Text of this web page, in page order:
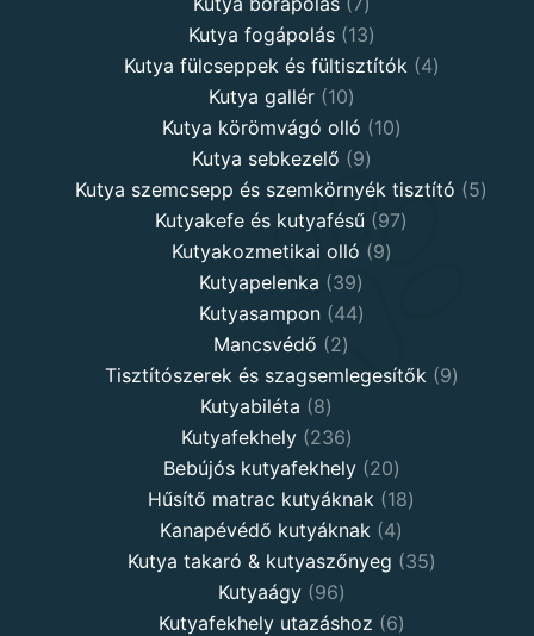
products
Kutya fogápolás 1313
products
Kutya fülcseppek és fültisztítók 44
Kutya gallér 1010
products
Kutya körömvágó olló 1010
Kutya sebkezelő 99
products
Kutya szemcsepp és szemkörnyék tisztító 55
Kutyakefe és kutyafésű 9797
Kutyakozmetikai olló 99
Kutyapelenka 3939
products
Kutyasampon 4444
Mancsvédő 22
products
Tisztítószerek és szagsemlegesítők 99
Kutyabiléta 88
products
Kutyafekhely 236236
products
Bebújós kutyafekhely 2020
products
Hűsítő matrac kutyáknak 1818
Kanapévédő kutyáknak 44
products
Kutya takaró & kutyaszőnyeg 3535
Kutyaágy 9696
products
Kutyafekhely utazáshoz 66